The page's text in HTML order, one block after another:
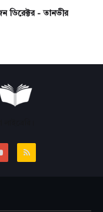
ডিরেক্টর - তানভীর